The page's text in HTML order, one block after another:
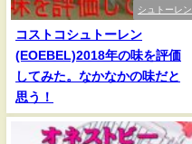
シュトーレン
コストコシュトーレン
(EOEBEL)2018年の味を評価
してみた。なかなかの味だと
思う！